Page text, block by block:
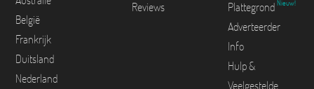
België
Frankrijk
Duitsland
Nederland
Reviews
Plattegrond Nieuw!
Adverteerder
Info
Hulp &
Veelgestelde